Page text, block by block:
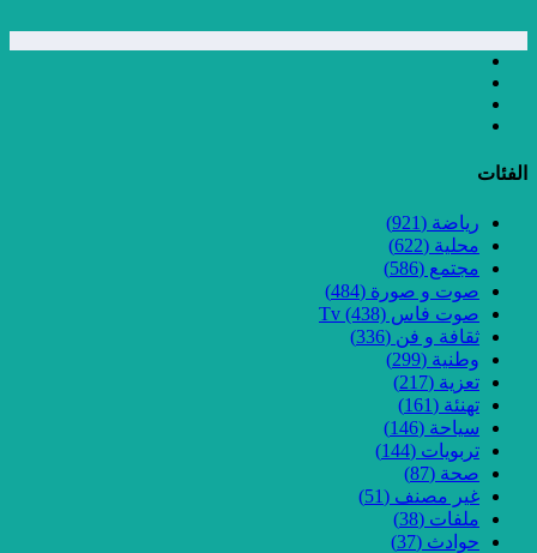
الفئات
رياضة (921)
محلية (622)
مجتمع (586)
صوت و صورة (484)
صوت فاس Tv (438)
ثقافة و فن (336)
وطنية (299)
تعزية (217)
تهنئة (161)
سياحة (146)
تربويات (144)
صحة (87)
غير مصنف (51)
ملفات (38)
حوادث (37)